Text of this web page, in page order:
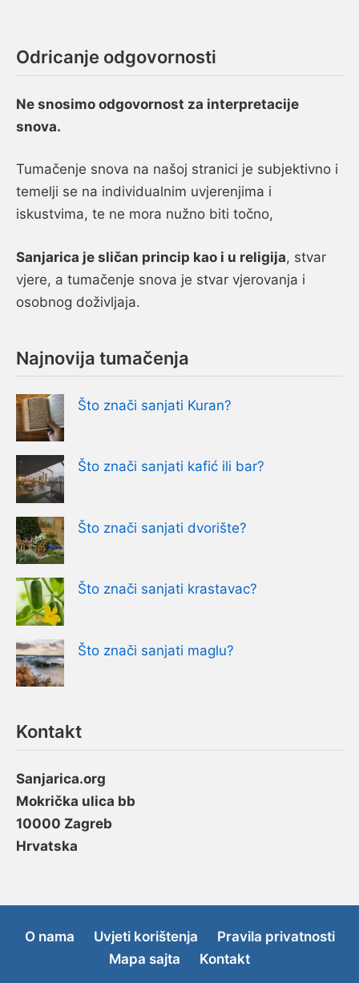
Odricanje odgovornosti
Ne snosimo odgovornost za interpretacije
snova.
Tumačenje snova na našoj stranici je subjektivno i
temelji se na individualnim uvjerenjima i
iskustvima, te ne mora nužno biti točno,
Sanjarica je sličan princip kao i u religija, stvar
vjere, a tumačenje snova je stvar vjerovanja i
osobnog doživljaja.
Najnovija tumačenja
Što znači sanjati Kuran?
Što znači sanjati kafić ili bar?
Što znači sanjati dvorište?
Što znači sanjati krastavac?
Što znači sanjati maglu?
Kontakt
Sanjarica.org
Mokrička ulica bb
10000 Zagreb
Hrvatska
O nama Uvjeti korištenja
Pravila privatnosti
Mapa sajta
Kontakt